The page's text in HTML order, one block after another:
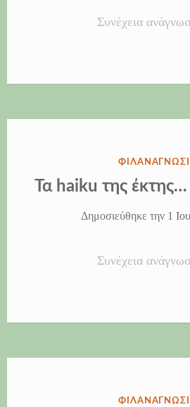
Συνέχεια
ΣΤΗΝ
Τα haiku της
Δημοσιεύθηκε την 1
Συνέχεια